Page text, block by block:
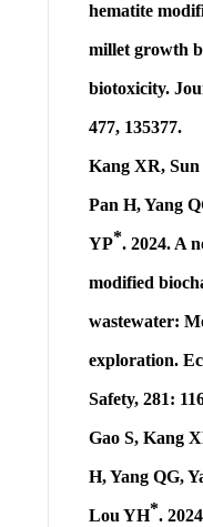
hematite
millet growth
biotoxicity.
477, 135377.
Kang XR,
Pan H, Yang
YP*. 2024. A
modified
wastewater:
exploration.
Safety, 281:
Gao S, Kang
H, Yang QG,
Lou YH*.